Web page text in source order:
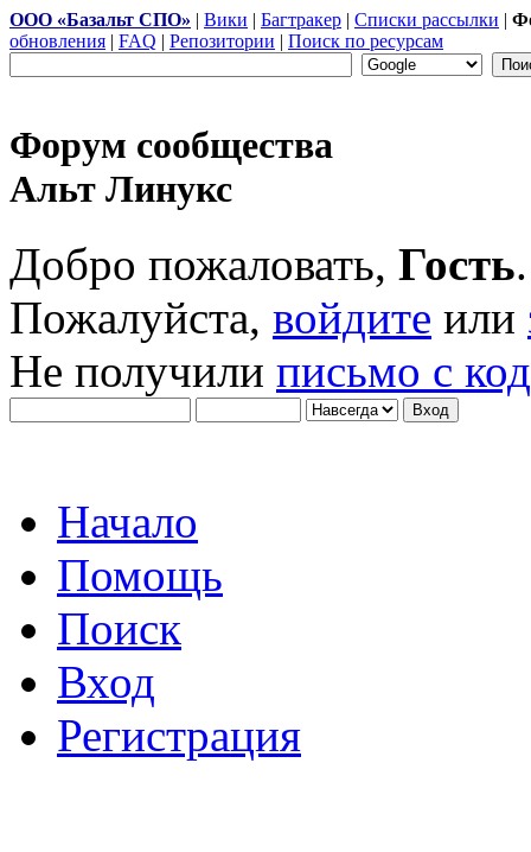
ООО «Базальт СПО» | Вики | Багтракер | Списки рассылки |
обновления | FAQ | Репозитории | Поиск по ресурсам
Форум сообщества
Альт Линукс
Добро пожаловать, Гость.
Пожалуйста, войдите или
Не получили письмо с
Начало
Помощь
Поиск
Вход
Регистрация